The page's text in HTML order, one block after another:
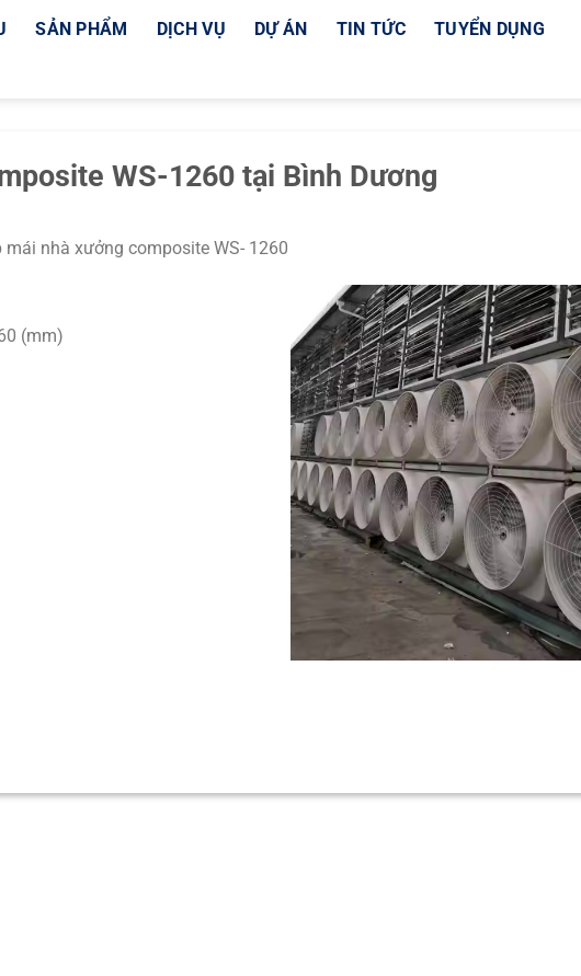
SẢN PHẨM DỊCH VỤ DỰ ÁN TIN TỨC
TUYỂN DỤNG
WS-1260 tại Bình Dương
nhà xưởng composite WS- 1260
(mm)